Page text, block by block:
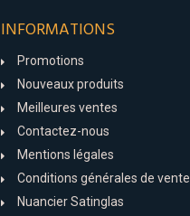
INFORMATIONS
Promotions
Nouveaux produits
Meilleures ventes
Contactez-nous
Mentions légales
Conditions générales de vente
Nuancier Satinglas